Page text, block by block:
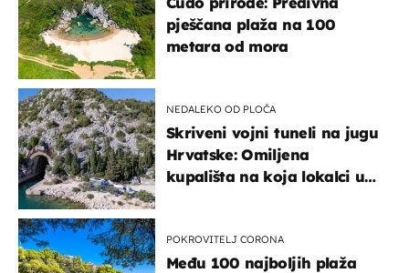
pješčana plaža na 100
metara od mora
NEDALEKO OD PLOČA
Skriveni vojni tuneli na jugu
Hrvatske: Omiljena
kupališta na koja lokalci u
POKROVITELJ CORONA
Među 100 najboljih plaža